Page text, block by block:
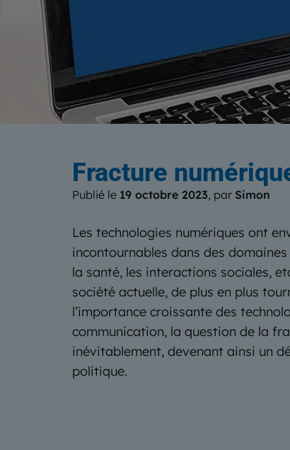
Fracture
Publié le 19 octobre 2023, par Simon
Les technologies numériques ont
incontournables dans des
la santé, les interactions sociales,
société actuelle, de plus en plus
l’importance croissante des
communication, la question de la
inévitablement, devenant ainsi un
politique.